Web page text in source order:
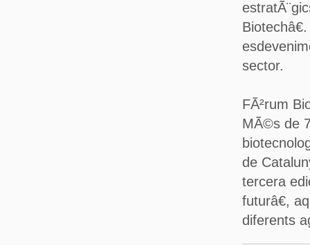
sector.
FÃ²rum
MÃ©s de
de
tercera
futurâ€,
diferents